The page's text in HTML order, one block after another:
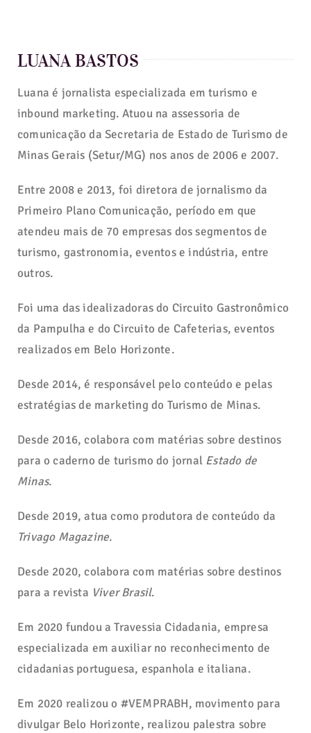
LUANA BASTOS
Luana é jornalista especializada em turismo e
inbound marketing. Atuou na assessoria de
comunicação da Secretaria de Estado de Turismo de
Minas Gerais (Setur/MG) nos anos de 2006 e 2007.
Entre 2008 e 2013, foi diretora de jornalismo da
Primeiro Plano Comunicação, período em que
atendeu mais de 70 empresas dos segmentos de
turismo, gastronomia, eventos e indústria, entre
outros.
Foi uma das idealizadoras do Circuito Gastronômico
da Pampulha e do Circuito de Cafeterias, eventos
realizados em Belo Horizonte.
Desde 2014, é responsável pelo conteúdo e pelas
estratégias de marketing do Turismo de Minas.
Desde 2016, colabora com matérias sobre destinos
para o caderno de turismo do jornal Estado de
Minas.
Desde 2019, atua como produtora de conteúdo da
Trivago Magazine.
Desde 2020, colabora com matérias sobre destinos
para a revista Viver Brasil.
Em 2020 fundou a Travessia Cidadania, empresa
especializada em auxiliar no reconhecimento de
cidadanias portuguesa, espanhola e italiana.
Em 2020 realizou o #VEMPRABH, movimento para
divulgar Belo Horizonte, realizou palestra sobre